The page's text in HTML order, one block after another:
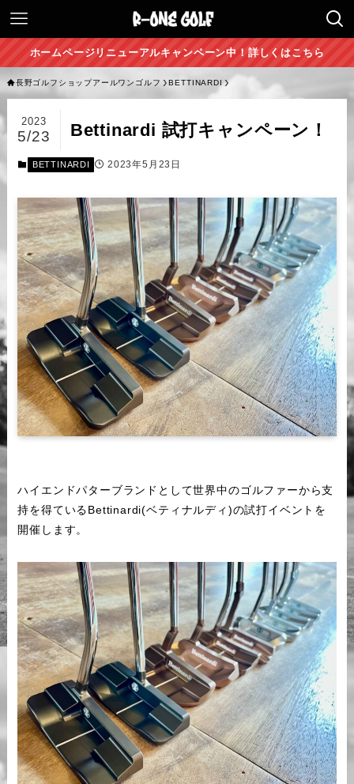
ホームページリニューアルキャンペーン中！詳しくはこちら
長野ゴルフショップアールワンゴルフ BETTINARDI
Bettinardi 試打キャンペーン！
2023
5/23
BETTINARDI 2023年5月23日
ハイエンドパターブランドとして世界中のゴルファーから支
持を得ているBettinardi(ベティナルディ)の試打イベントを
開催します。